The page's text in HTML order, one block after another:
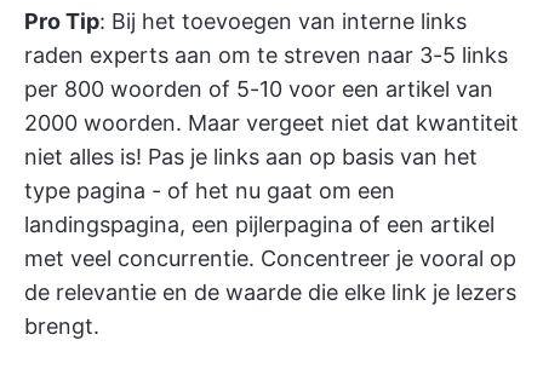
Pro Tip: Bij het toevoegen van interne links
raden experts aan om te streven naar 3-5 links
per 800 woorden of 5-10 voor een artikel van
2000 woorden. Maar vergeet niet dat kwantiteit
niet alles is! Pas je links aan op basis van het
type pagina - of het nu gaat om een
landingspagina, een pijlerpagina of een artikel
met veel concurrentie. Concentreer je vooral op
de relevantie en de waarde die elke link je lezers
brengt.